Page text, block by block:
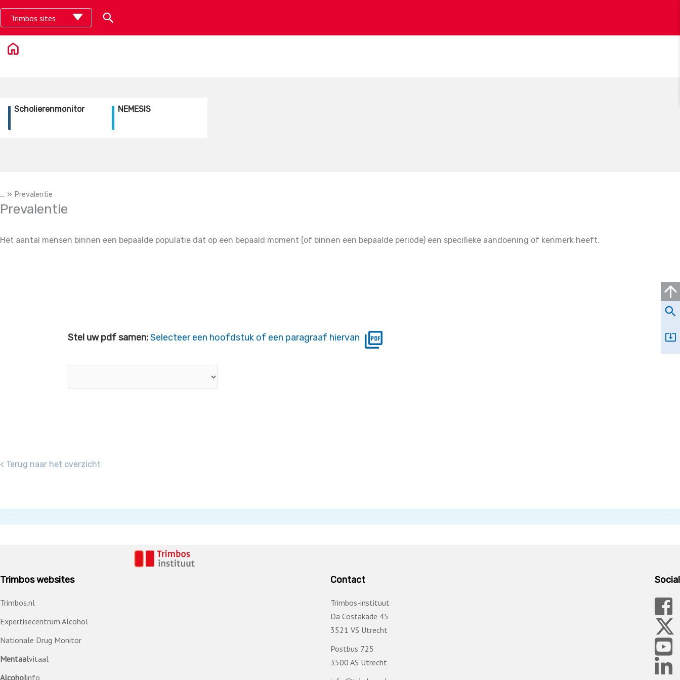
Skip
content
Trimbos sites Search
Scholierenmonitor NEMESIS
... Prevalentie
Prevalentie
Het aantal mensen binnen een bepaalde populatie dat op een bepaald moment (of binnen een bepaalde periode) een specifieke aandoening of kenmerk heeft.
Stel uw pdf samen:Selecteer een hoofdstuk of een paragraaf hiervan
< Terug naar het overzicht
→
←
Trimbos websites
Trimbos.nl
Expertisecentrum Alcohol
Nationale Drug Monitor
Mentaalvitaal
Alcoholinfo
Contact
Trimbos-instituut
Da Costakade 45
3521 VS Utrecht
Postbus 725
3500 AS Utrecht
Social